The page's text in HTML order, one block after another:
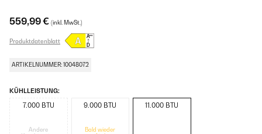
559,99 € (inkl. MwSt.)
Produktdatenblatt
ARTIKELNUMMER: 10048072
KÜHLLEISTUNG:
7.000 BTU
Andere
9.000 BTU
Bald wieder
11.000 BTU